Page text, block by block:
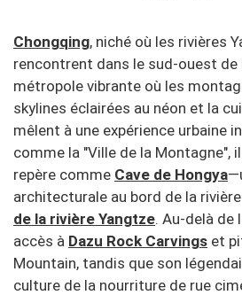
Chongqing, niché où les rivières
rencontrent dans le sud-ouest de
métropole vibrante où les
skylines éclairées au néon et la
mêlent à une expérience urbaine
comme la "Ville de la Montagne",
repère comme Cave de Hongya
architecturale au bord de la
de la rivière Yangtze. Au-delà de
accès à Dazu Rock Carvings et
Mountain, tandis que son
culture de la nourriture de rue